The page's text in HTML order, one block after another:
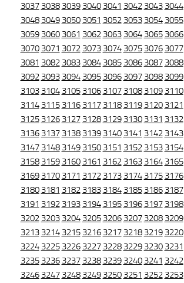
3037 3038 3039 3040 3041 3042 3043 3044
3048 3049 3050 3051 3052 3053 3054 3055
3059 3060 3061 3062 3063 3064 3065 3066
3070 3071 3072 3073 3074 3075 3076 3077
3081 3082 3083 3084 3085 3086 3087 3088
3092 3093 3094 3095 3096 3097 3098 3099
3103 3104 3105 3106 3107 3108 3109 3110
3114 3115 3116 3117 3118 3119 3120 3121
3125 3126 3127 3128 3129 3130 3131 3132
3136 3137 3138 3139 3140 3141 3142 3143
3147 3148 3149 3150 3151 3152 3153 3154
3158 3159 3160 3161 3162 3163 3164 3165
3169 3170 3171 3172 3173 3174 3175 3176
3180 3181 3182 3183 3184 3185 3186 3187
3191 3192 3193 3194 3195 3196 3197 3198
3202 3203 3204 3205 3206 3207 3208 3209
3213 3214 3215 3216 3217 3218 3219 3220
3224 3225 3226 3227 3228 3229 3230 3231
3235 3236 3237 3238 3239 3240 3241 3242
3246 3247 3248 3249 3250 3251 3252 3253